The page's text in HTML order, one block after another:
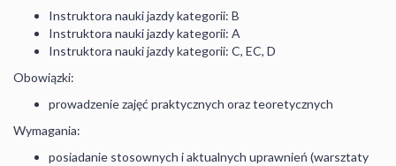
Instruktora nauki jazdy kategorii: B
Instruktora nauki jazdy kategorii: A
Instruktora nauki jazdy kategorii: C, EC, D
Obowiązki:
prowadzenie zajęć praktycznych oraz teoretycznych
Wymagania:
posiadanie stosownych i aktualnych uprawnień (warsztaty